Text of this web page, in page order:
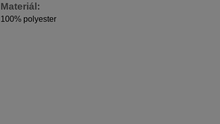
Materiál:
100% polyester